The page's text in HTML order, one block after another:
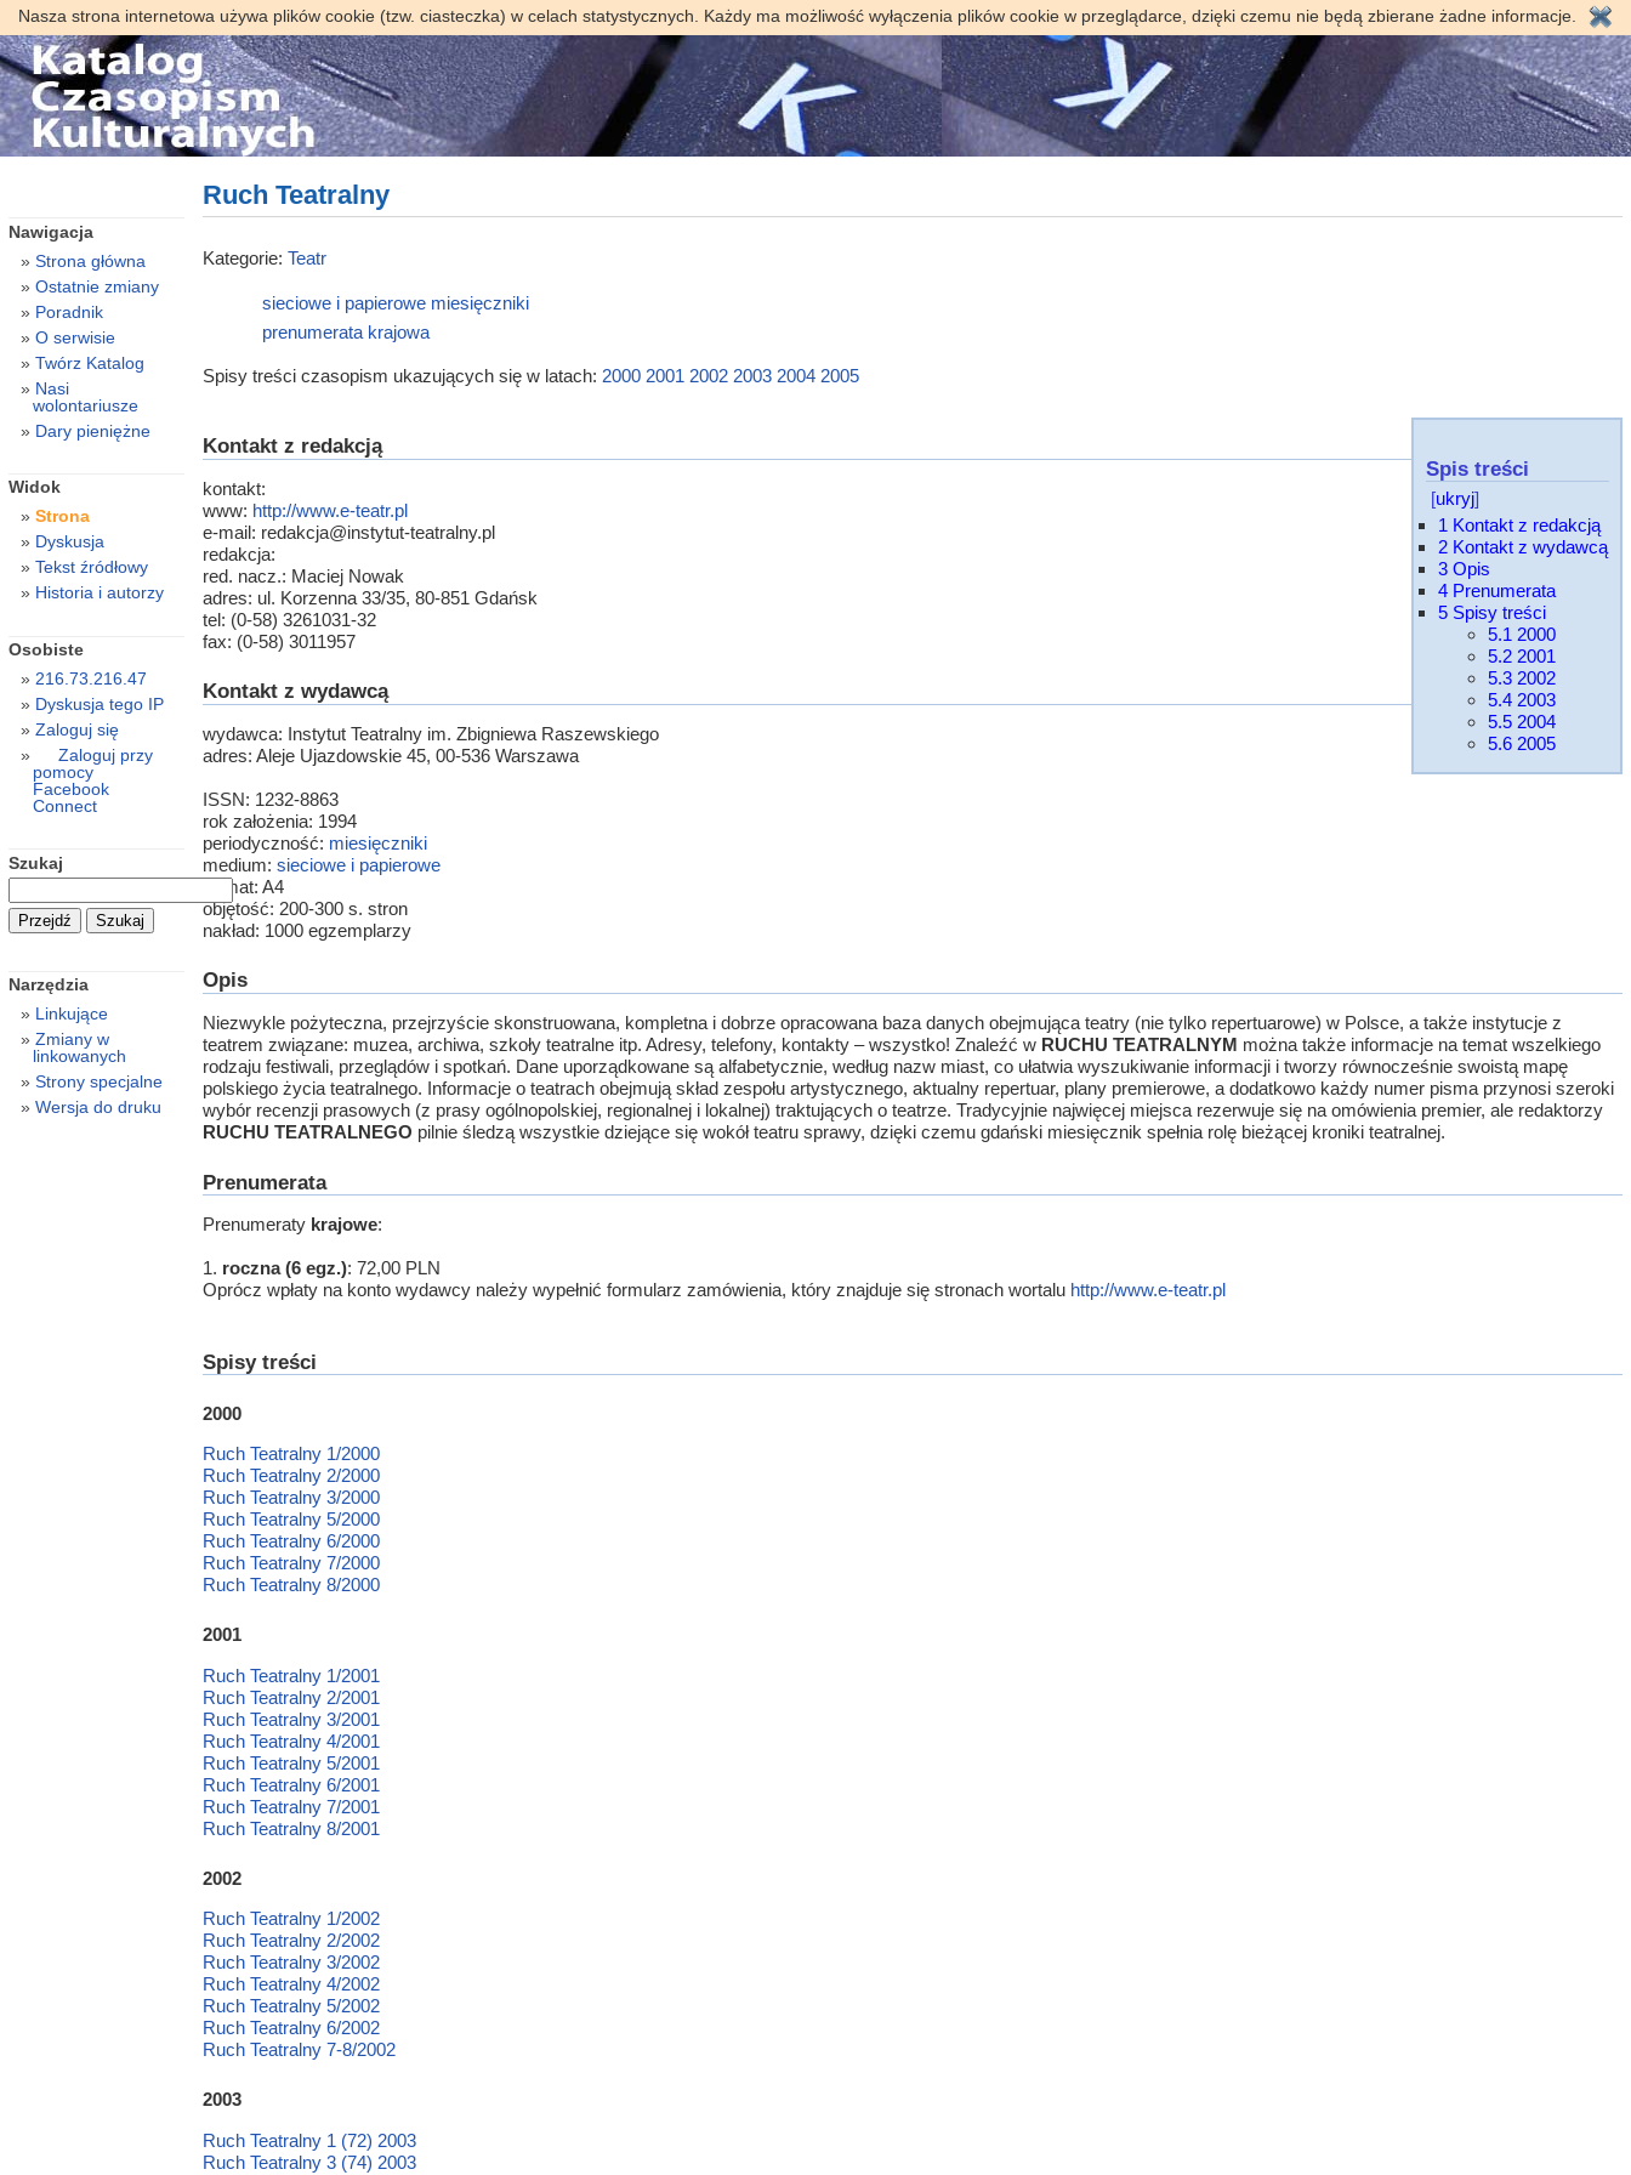
Nasza strona internetowa używa plików cookie (tzw. ciasteczka) w celach statystycznych. Każdy ma możliwość wyłączenia plików cookie w przeglądarce, dzięki czemu nie będą zbierane żadne informacje.
Ruch Teatralny
Kategorie: Teatr
sieciowe i papierowe miesięczniki
prenumerata krajowa
Spisy treści czasopism ukazujących się w latach: 2000 2001 2002 2003 2004 2005
Spis treści
[ukryj]
1 Kontakt z redakcją
2 Kontakt z wydawcą
3 Opis
4 Prenumerata
5 Spisy treści
5.1 2000
5.2 2001
5.3 2002
5.4 2003
5.5 2004
5.6 2005
Kontakt z redakcją
kontakt:
www: http://www.e-teatr.pl
e-mail: redakcja@instytut-teatralny.pl
redakcja:
red. nacz.: Maciej Nowak
adres: ul. Korzenna 33/35, 80-851 Gdańsk
tel: (0-58) 3261031-32
fax: (0-58) 3011957
Kontakt z wydawcą
wydawca: Instytut Teatralny im. Zbigniewa Raszewskiego
adres: Aleje Ujazdowskie 45, 00-536 Warszawa
ISSN: 1232-8863
rok założenia: 1994
periodyczność: miesięczniki
medium: sieciowe i papierowe
format: A4
objętość: 200-300 s. stron
nakład: 1000 egzemplarzy
Opis
Niezwykle pożyteczna, przejrzyście skonstruowana, kompletna i dobrze opracowana baza danych obejmująca teatry (nie tylko repertuarowe) w Polsce, a także instytucje z
teatrem związane: muzea, archiwa, szkoły teatralne itp. Adresy, telefony, kontakty – wszystko! Znaleźć w RUCHU TEATRALNYM można także informacje na temat wszelkiego
rodzaju festiwali, przeglądów i spotkań. Dane uporządkowane są alfabetycznie, według nazw miast, co ułatwia wyszukiwanie informacji i tworzy równocześnie swoistą mapę
polskiego życia teatralnego. Informacje o teatrach obejmują skład zespołu artystycznego, aktualny repertuar, plany premierowe, a dodatkowo każdy numer pisma przynosi szeroki
wybór recenzji prasowych (z prasy ogólnopolskiej, regionalnej i lokalnej) traktujących o teatrze. Tradycyjnie najwięcej miejsca rezerwuje się na omówienia premier, ale redaktorzy
RUCHU TEATRALNEGO pilnie śledzą wszystkie dziejące się wokół teatru sprawy, dzięki czemu gdański miesięcznik spełnia rolę bieżącej kroniki teatralnej.
Prenumerata
Prenumeraty krajowe:
1. roczna (6 egz.): 72,00 PLN
Oprócz wpłaty na konto wydawcy należy wypełnić formularz zamówienia, który znajduje się stronach wortalu http://www.e-teatr.pl
Spisy treści
2000
Ruch Teatralny 1/2000
Ruch Teatralny 2/2000
Ruch Teatralny 3/2000
Ruch Teatralny 5/2000
Ruch Teatralny 6/2000
Ruch Teatralny 7/2000
Ruch Teatralny 8/2000
2001
Ruch Teatralny 1/2001
Ruch Teatralny 2/2001
Ruch Teatralny 3/2001
Ruch Teatralny 4/2001
Ruch Teatralny 5/2001
Ruch Teatralny 6/2001
Ruch Teatralny 7/2001
Ruch Teatralny 8/2001
2002
Ruch Teatralny 1/2002
Ruch Teatralny 2/2002
Ruch Teatralny 3/2002
Ruch Teatralny 4/2002
Ruch Teatralny 5/2002
Ruch Teatralny 6/2002
Ruch Teatralny 7-8/2002
2003
Ruch Teatralny 1 (72) 2003
Ruch Teatralny 3 (74) 2003
Nawigacja
Strona główna
Ostatnie zmiany
Poradnik
O serwisie
Twórz Katalog
Nasi
wolontariusze
Dary pieniężne
Widok
Strona
Dyskusja
Tekst źródłowy
Historia i autorzy
Osobiste
216.73.216.47
Dyskusja tego IP
Zaloguj się
Zaloguj przy
pomocy
Facebook
Connect
Szukaj
Narzędzia
Linkujące
Zmiany w
linkowanych
Strony specjalne
Wersja do druku